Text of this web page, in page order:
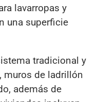
lavarropas y
una superficie
tradicional y
muros de ladrillón
además de